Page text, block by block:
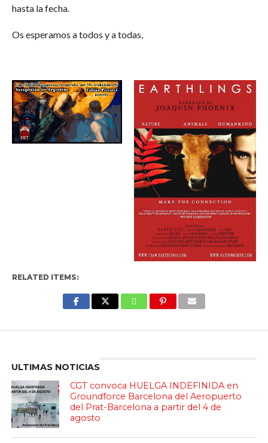
hasta la fecha.
Os esperamos a todos y a todas,
RELATED ITEMS:
ULTIMAS NOTICIAS
CGT convoca HUELGA INDEFINIDA en
Groundforce Barcelona del Aeropuerto
del Prat-Barcelona a partir del 4 de
agosto